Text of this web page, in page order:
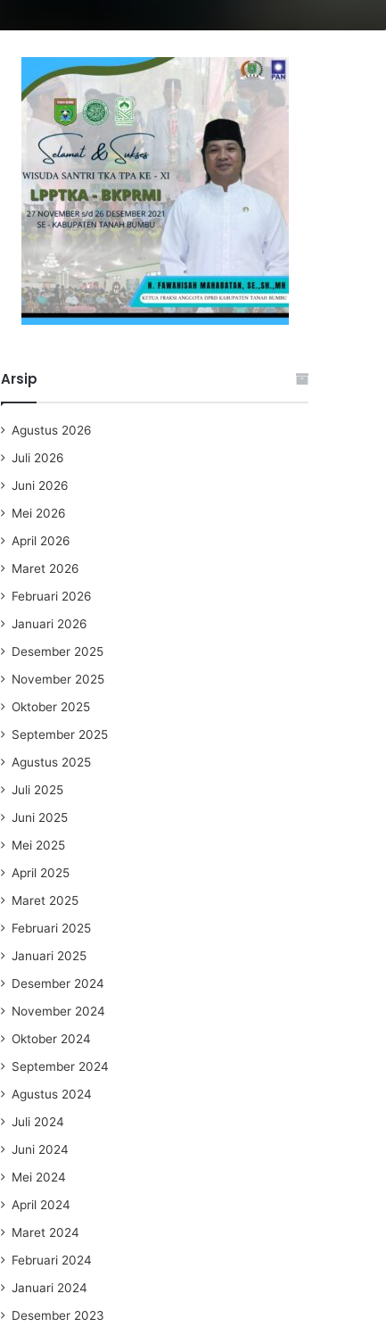
Arsip
Agustus 2026
Juli 2026
Juni 2026
Mei 2026
April 2026
Maret 2026
Februari 2026
Januari 2026
Desember 2025
November 2025
Oktober 2025
September 2025
Agustus 2025
Juli 2025
Juni 2025
Mei 2025
April 2025
Maret 2025
Februari 2025
Januari 2025
Desember 2024
November 2024
Oktober 2024
September 2024
Agustus 2024
Juli 2024
Juni 2024
Mei 2024
April 2024
Maret 2024
Februari 2024
Januari 2024
Desember 2023